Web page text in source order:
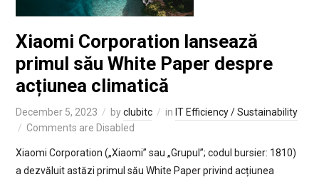
Xiaomi Corporation lansează
primul său White Paper despre
acțiunea climatică
December 5, 2023 byclubitc in IT Efficiency / Sustainability
Comments are Disabled
Xiaomi Corporation („Xiaomi” sau „Grupul”; codul bursier: 1810)
a dezvăluit astăzi primul său White Paper privind acțiunea